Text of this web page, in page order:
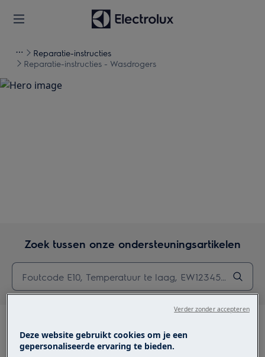
Reparatie-instructies
Reparatie-instructies - Wasdrogers
Zoek tussen onze ondersteuningsartikelen
Deze website gebruikt cookies om je een
gepersonaliseerde ervaring te bieden.
Verder zonder accepteren